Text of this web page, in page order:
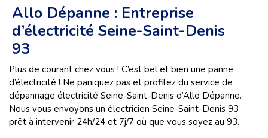
Allo Dépanne : Entreprise
d’électricité Seine-Saint-Denis
93
Plus de courant chez vous ! C’est bel et bien une panne
d’électricité ! Ne paniquez pas et profitez du service de
dépannage électricité Seine-Saint-Denis d’Allo Dépanne.
Nous vous envoyons un électricien Seine-Saint-Denis 93
prêt à intervenir 24h/24 et 7j/7 où que vous soyez au 93.